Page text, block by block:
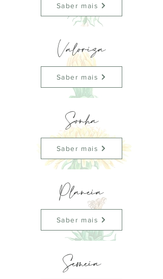
Saber mais
Valoriza
Saber mais
Sonha
Saber mais
Planeia
Saber mais
Semeia